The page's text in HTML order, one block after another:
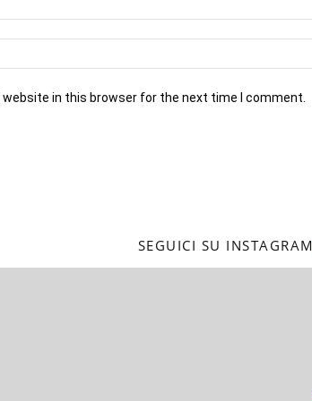
website in this browser for the next time I comment.
SEGUICI SU INSTAGRAM